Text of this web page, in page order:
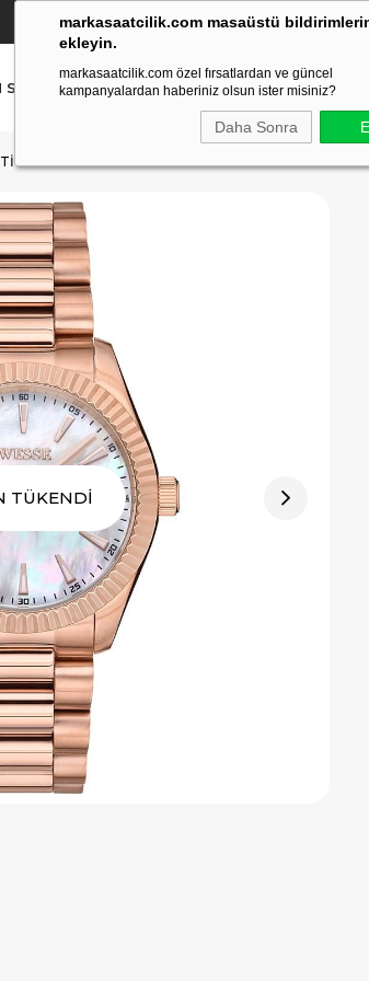
markasaatcilik.com masaüstü
ekleyin.
markasaatcilik.com özel fırsatlardan ve güncel
kampanyalardan haberiniz olsun ister misiniz?
Daha Sonra
YETKİLİ SATICI (Ücretsiz Kargo Ve İade)
ERKEK SAAT AKILLI SAAT
TÜKENDİ